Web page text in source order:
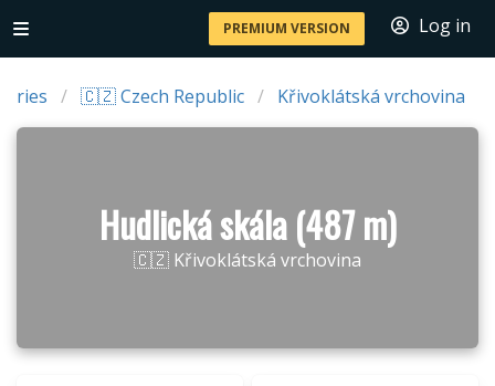
PREMIUM VERSION Log in
🇨🇿 Czech Republic Křivoklátská vrchovina
Hudlická skála (487 m)
🇨🇿 Křivoklátská vrchovina